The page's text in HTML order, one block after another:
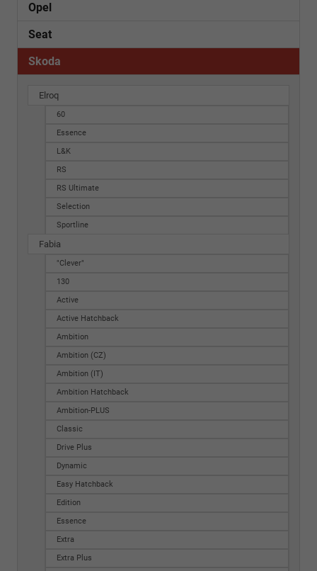
Opel
Seat
Skoda
Elroq
60
Essence
L&K
RS
RS Ultimate
Selection
Sportline
Fabia
"Clever"
130
Active
Active Hatchback
Ambition
Ambition (CZ)
Ambition (IT)
Ambition Hatchback
Ambition-PLUS
Classic
Drive Plus
Dynamic
Easy Hatchback
Edition
Essence
Extra
Extra Plus